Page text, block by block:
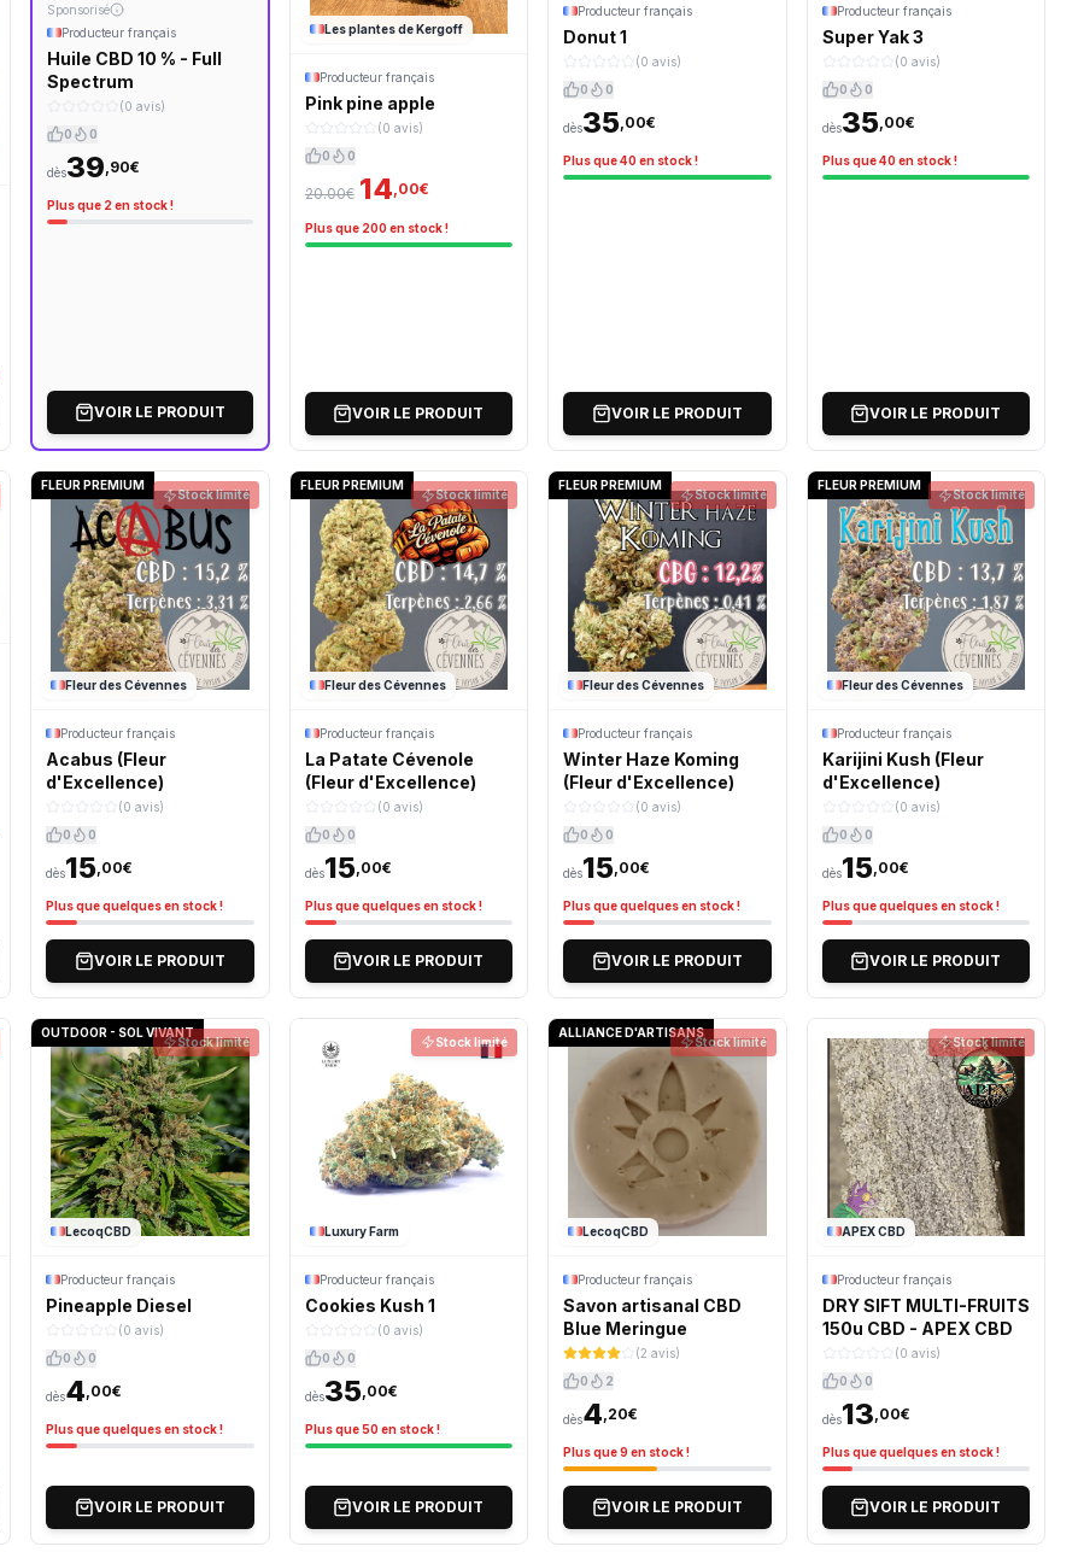
Sponsorisé
Producteur français
Huile CBD 10 % - Full
Spectrum
(0 avis)
0
0
dès39 ,90€
Plus que 2 en stock !
VOIR LE PRODUIT
Les plantes de Kergoff
Producteur français
Pink pine apple
(0 avis)
0
0
20.00€ 14 ,00€
Plus que 200 en stock !
VOIR LE PRODUIT
Producteur français
Donut 1
(0 avis)
0
0
dès35 ,00€
Plus que 40 en stock !
VOIR LE PRODUIT
Producteur français
Super Yak 3
(0 avis)
0
0
dès35,00€
Plus que 40 en stock !
VOIR LE PRODUIT
Stock limité
FLEUR PREMIUM
Fleur des Cévennes
Producteur français
Acabus (Fleur
d'Excellence)
(0 avis)
0
0
dès15 ,00€
Plus que quelques en stock !
VOIR LE PRODUIT
Stock limité
FLEUR PREMIUM
Fleur des Cévennes
Producteur français
La Patate Cévenole
(Fleur d'Excellence)
(0 avis)
0
0
dès15,00€
Plus que quelques en stock !
VOIR LE PRODUIT
Stock limité
FLEUR PREMIUM
Fleur des Cévennes
Producteur français
Winter Haze Koming
(Fleur d'Excellence)
(0 avis)
0
0
dès15 ,00€
Plus que quelques en stock !
VOIR LE PRODUIT
Stock limité
FLEUR PREMIUM
Fleur des Cévennes
Producteur français
Karijini Kush (Fleur
d'Excellence)
(0 avis)
0
0
dès15,00€
Plus que quelques en stock !
VOIR LE PRODUIT
Stock limité
OUTDOOR - SOL VIVANT
LecoqCBD
Producteur français
Pineapple Diesel
(0 avis)
0
0
dès4 ,00€
Plus que quelques en stock !
VOIR LE PRODUIT
Stock limité
Luxury Farm
Producteur français
Cookies Kush 1
(0 avis)
0
0
dès35,00€
Plus que 50 en stock !
VOIR LE PRODUIT
Stock limité
ALLIANCE D'ARTISANS
LecoqCBD
Producteur français
Savon artisanal CBD
Blue Meringue
(2 avis)
0
2
dès4 ,20€
Plus que 9 en stock !
VOIR LE PRODUIT
Stock limité
APEX CBD
Producteur français
DRY SIFT MULTI-FRUITS
150u CBD - APEX CBD
(0 avis)
0
0
dès13 ,00€
Plus que quelques en stock !
VOIR LE PRODUIT